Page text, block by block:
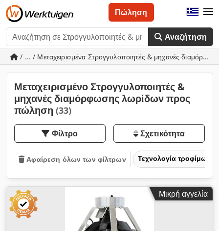
Αναζήτηση
Πώληση
/ ... / Μεταχειρισμένα Στρογγυλοποιητές & μηχανές
Μεταχειρισμένο Στρογγυλοποιητές &
μηχανές διαμόρφωσης λωρίδων προς
πώληση (33)
Φίλτρο Σχετικότητα
Αφαίρεση όλων των φίλτρων Τεχνολογία τροφίμων
Μικρή αγγελία